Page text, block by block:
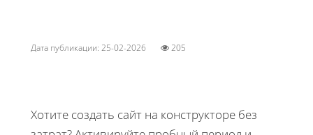
Дата публикации: 25-02-2026 205
Хотите создать сайт на конструкторе без